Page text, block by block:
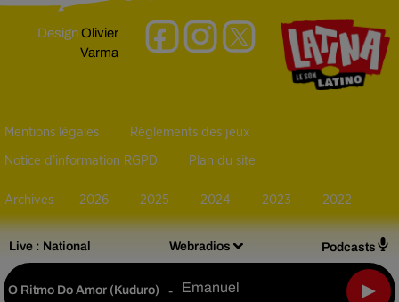
Live : National Webradios Podcasts
O Ritmo Do Amor (kuduro) - Emanuel
DesignOlivier
Varma
Mentions légales Règlements des jeux
Notice d’information RGPD Plan du site
Archives 2026 2025 2024 2023 2022